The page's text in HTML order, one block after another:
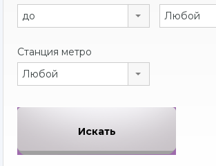
до
Любой
Станция метро
Любой